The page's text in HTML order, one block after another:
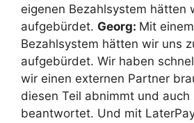
eigenen Bezahlsystem hätten
aufgebürdet. Georg: Mit
Bezahlsystem hätten wir uns
aufgebürdet. Wir haben
wir einen externen Partner
diesen Teil abnimmt und
beantwortet. Und mit